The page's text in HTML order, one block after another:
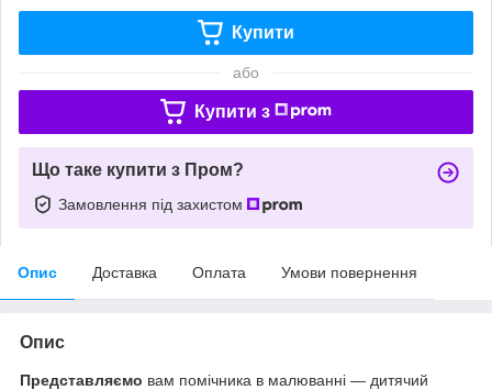
Купити
або
Купити з
Що таке купити з Пром?
Замовлення під захистом
Опис Доставка Оплата Умови повернення
Опис
Представляємо вам помічника в малюванні — дитячий